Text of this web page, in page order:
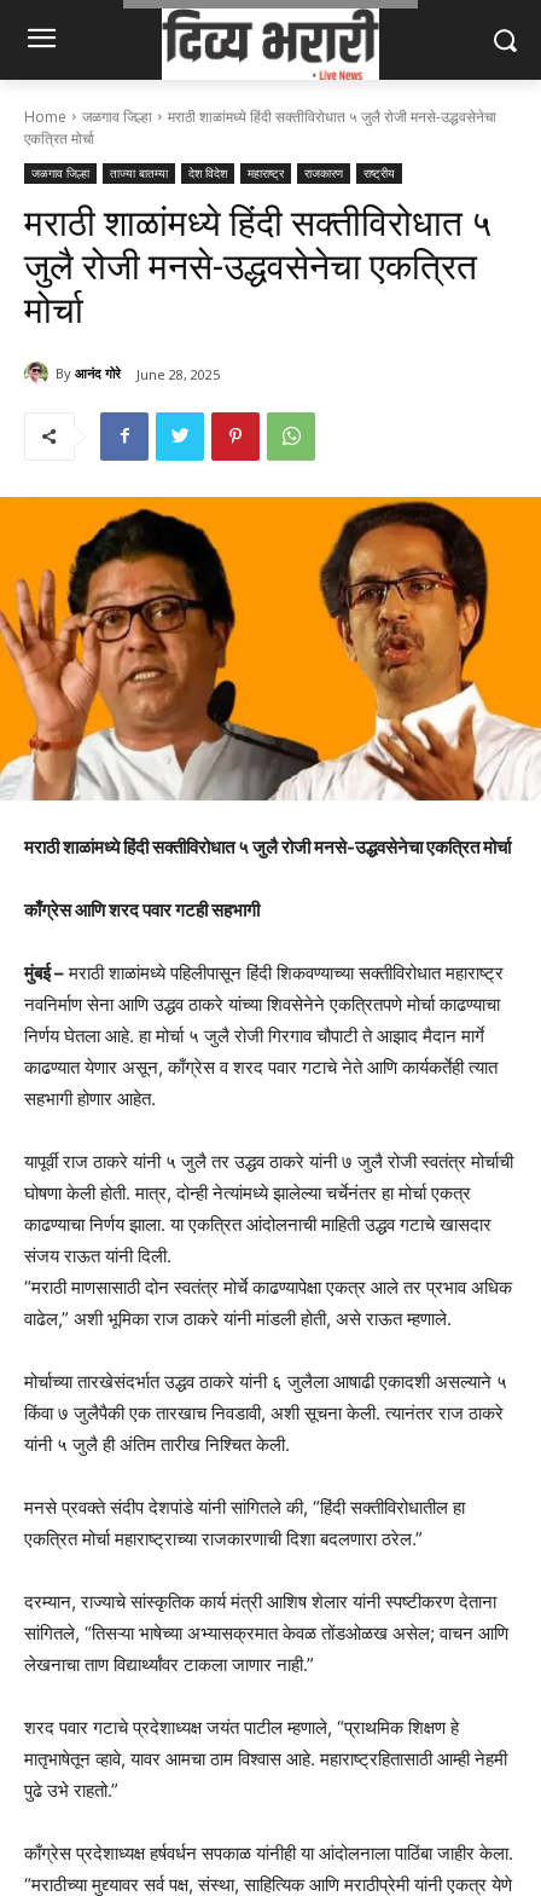
Home जळगाव जिल्हा
मराठी शाळांमध्ये हिंदी सक्तीविरोधात ५ जुलै रोजी मनसे-उद्धवसेनेचा
एकत्रित मोर्चा
जळगाव जिल्हा ताज्या बातम्या देश विदेश महाराष्ट्र राजकारण राष्ट्रीय
मराठी शाळांमध्ये हिंदी सक्तीविरोधात ५
जुलै रोजी मनसे-उद्धवसेनेचा एकत्रित
मोर्चा
By आनंद गोरे June 28, 2025
मराठी शाळांमध्ये हिंदी सक्तीविरोधात ५ जुलै रोजी मनसे-उद्धवसेनेचा एकत्रित मोर्चा
काँग्रेस आणि शरद पवार गटही सहभागी
मुंबई –मराठी शाळांमध्ये पहिलीपासून हिंदी शिकवण्याच्या सक्तीविरोधात महाराष्ट्र
नवनिर्माण सेना आणि उद्धव ठाकरे यांच्या शिवसेनेने एकत्रितपणे मोर्चा काढण्याचा
निर्णय घेतला आहे. हा मोर्चा ५ जुलै रोजी गिरगाव चौपाटी ते आझाद मैदान मार्गे
काढण्यात येणार असून, काँग्रेस व शरद पवार गटाचे नेते आणि कार्यकर्तेही त्यात
सहभागी होणार आहेत.
यापूर्वी राज ठाकरे यांनी ५ जुलै तर उद्धव ठाकरे यांनी ७ जुलै रोजी स्वतंत्र मोर्चाची
घोषणा केली होती. मात्र, दोन्ही नेत्यांमध्ये झालेल्या चर्चेनंतर हा मोर्चा एकत्र
काढण्याचा निर्णय झाला. या एकत्रित आंदोलनाची माहिती उद्धव गटाचे खासदार
संजय राऊत यांनी दिली.
“मराठी माणसासाठी दोन स्वतंत्र मोर्चे काढण्यापेक्षा एकत्र आले तर प्रभाव अधिक
वाढेल,” अशी भूमिका राज ठाकरे यांनी मांडली होती, असे राऊत म्हणाले.
मोर्चाच्या तारखेसंदर्भात उद्धव ठाकरे यांनी ६ जुलैला आषाढी एकादशी असल्याने ५
किंवा ७ जुलैपैकी एक तारखाच निवडावी, अशी सूचना केली. त्यानंतर राज ठाकरे
यांनी ५ जुलै ही अंतिम तारीख निश्चित केली.
मनसे प्रवक्ते संदीप देशपांडे यांनी सांगितले की, “हिंदी सक्तीविरोधातील हा
एकत्रित मोर्चा महाराष्ट्राच्या राजकारणाची दिशा बदलणारा ठरेल.”
दरम्यान, राज्याचे सांस्कृतिक कार्य मंत्री आशिष शेलार यांनी स्पष्टीकरण देताना
सांगितले, “तिसऱ्या भाषेच्या अभ्यासक्रमात केवळ तोंडओळख असेल; वाचन आणि
लेखनाचा ताण विद्यार्थ्यांवर टाकला जाणार नाही.”
शरद पवार गटाचे प्रदेशाध्यक्ष जयंत पाटील म्हणाले, “प्राथमिक शिक्षण हे
मातृभाषेतून व्हावे, यावर आमचा ठाम विश्वास आहे. महाराष्ट्रहितासाठी आम्ही नेहमी
पुढे उभे राहतो.”
काँग्रेस प्रदेशाध्यक्ष हर्षवर्धन सपकाळ यांनीही या आंदोलनाला पाठिंबा जाहीर केला.
“मराठीच्या मुद्द्यावर सर्व पक्ष, संस्था, साहित्यिक आणि मराठीप्रेमी यांनी एकत्र येणे